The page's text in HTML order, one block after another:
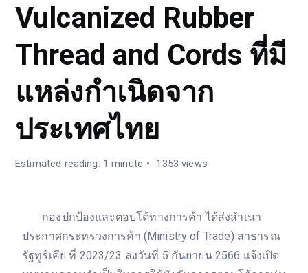
Vulcanized Rubber
Thread and Cords ที่มี
แหล่งกำเนิดจาก
ประเทศไทย
Estimated reading: 1 minute 1353 views
กองปกป้องและตอบโต้ทางการค้า ได้ส่งสำเนา
ประกาศกระทรวงการค้า (Ministry of Trade) สาธารณ
รัฐทูร์เคีย ที่ 2023/23 ลงวันที่ 5 กันยายน 2566 แจ้งเปิด